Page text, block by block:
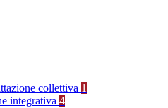
collettiva 1
integrativa 4